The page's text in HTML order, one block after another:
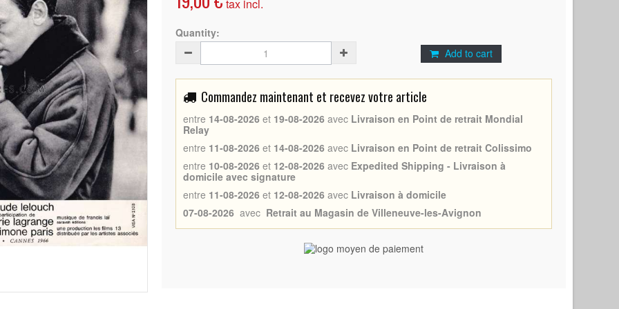
tax incl.
Quantity:
Add to cart
Commandez maintenant et recevez votre article
entre 14-08-2026 et 19-08-2026 avec Livraison en Point de retrait Mondial
Relay
entre 11-08-2026 et 14-08-2026 avec Livraison en Point de retrait Colissimo
entre 10-08-2026 et 12-08-2026 avec Expedited Shipping - Livraison à
domicile avec signature
entre 11-08-2026 et 12-08-2026 avec Livraison à domicile
07-08-2026 avec Retrait au Magasin de Villeneuve-les-Avignon